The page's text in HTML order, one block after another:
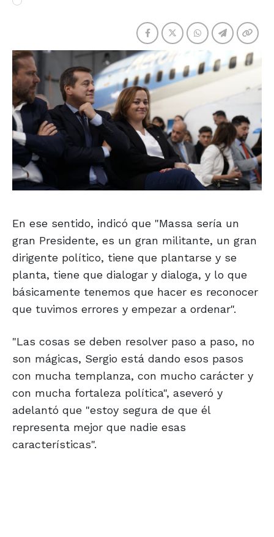
En ese sentido, indicó que "Massa sería un
gran Presidente, es un gran militante, un gran
dirigente político, tiene que plantarse y se
planta, tiene que dialogar y dialoga, y lo que
básicamente tenemos que hacer es reconocer
que tuvimos errores y empezar a ordenar".
"Las cosas se deben resolver paso a paso, no
son mágicas, Sergio está dando esos pasos
con mucha templanza, con mucho carácter y
con mucha fortaleza política", aseveró y
adelantó que "estoy segura de que él
representa mejor que nadie esas
características".